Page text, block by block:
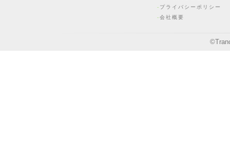
プライバシーポリシー
会社概要
©